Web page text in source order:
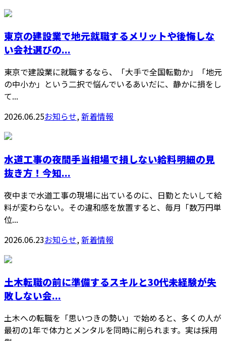
東京の建設業で地元就職するメリットや後悔しな
い会社選びの...
東京で建設業に就職するなら、「大手で全国転勤か」「地元
の中小か」という二択で悩んでいるあいだに、静かに損をし
て...
2026.06.25お知らせ,新着情報
水道工事の夜間手当相場で損しない給料明細の見
抜き方！今知...
夜中まで水道工事の現場に出ているのに、日勤とたいして給
料が変わらない。その違和感を放置すると、毎月「数万円単
位...
2026.06.23お知らせ, 新着情報
土木転職の前に準備するスキルと30代未経験が失
敗しない会...
土木への転職を「思いつきの勢い」で始めると、多くの人が
最初の1年で体力とメンタルを同時に削られます。実は採用